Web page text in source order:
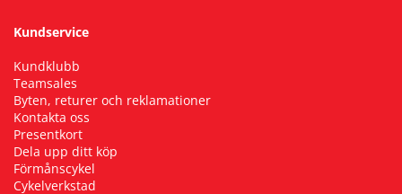
Kundservice
Kundklubb
Teamsales
Byten, returer och reklamationer
Kontakta oss
Presentkort
Dela upp ditt köp
Förmånscykel
Cykelverkstad